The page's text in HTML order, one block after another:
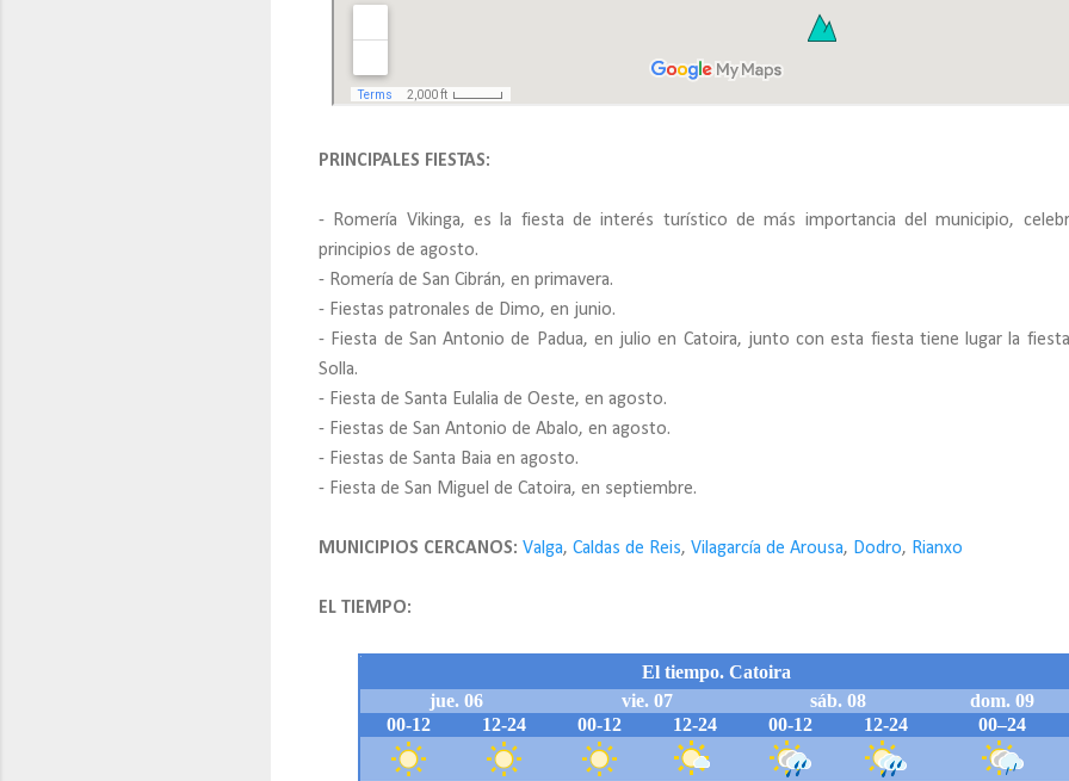
PRINCIPALES FIESTAS:
- Romería Vikinga, es la fiesta de interés turístico de más importancia del municipio,
principios de agosto.
- Romería de San Cibrán, en primavera.
- Fiestas patronales de Dimo, en junio.
- Fiesta de San Antonio de Padua, en julio en Catoira, junto con esta fiesta tiene lugar la
Solla.
- Fiesta de Santa Eulalia de Oeste, en agosto.
- Fiestas de San Antonio de Abalo, en agosto.
- Fiestas de Santa Baia en agosto.
- Fiesta de San Miguel de Catoira, en septiembre.
MUNICIPIOS CERCANOS: Valga, Caldas de Reis, Vilagarcía de Arousa, Dodro, Rianxo
EL TIEMPO: